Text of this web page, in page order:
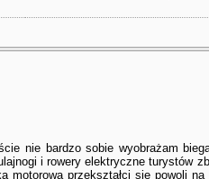
nie bardzo sobie wyobrażam
i rowery elektryczne turystów
przekształci się powoli